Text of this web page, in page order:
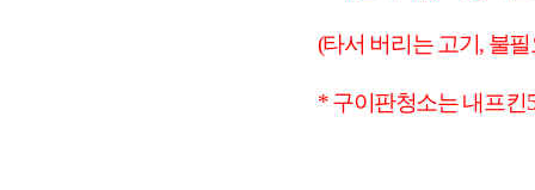
(타서 버리는 고기, 불
* 구이판청소는 내프킨